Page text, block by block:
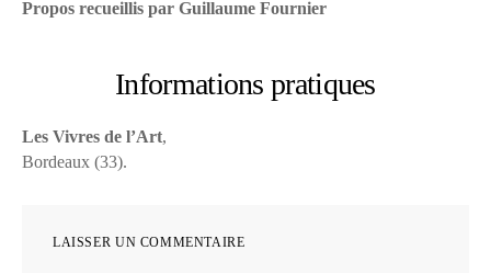
Propos recueillis par Guillaume Fournier
Informations pratiques
Les Vivres de l’Art,
Bordeaux (33).
LAISSER UN COMMENTAIRE